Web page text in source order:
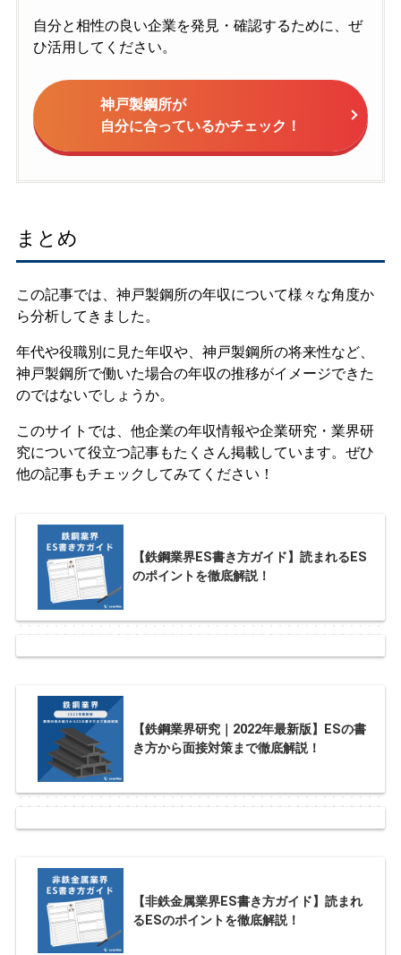
自分と相性の良い企業を発見・確認するために、ぜ
ひ活用してください。
神戸製鋼所が
自分に合っているかチェック！
まとめ
この記事では、神戸製鋼所の年収について様々な角度か
ら分析してきました。
年代や役職別に見た年収や、神戸製鋼所の将来性など、
神戸製鋼所で働いた場合の年収の推移がイメージできた
のではないでしょうか。
このサイトでは、他企業の年収情報や企業研究・業界研
究について役立つ記事もたくさん掲載しています。ぜひ
他の記事もチェックしてみてください！
【鉄鋼業界ES書き方ガイド】読まれるES
のポイントを徹底解説！
【鉄鋼業界研究｜2022年最新版】ESの書
き方から面接対策まで徹底解説！
【非鉄金属業界ES書き方ガイド】読まれ
るESのポイントを徹底解説！